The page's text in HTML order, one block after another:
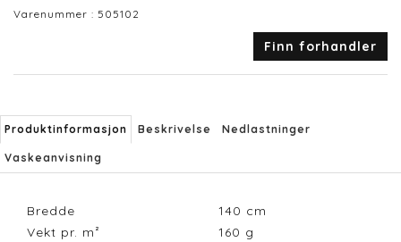
Varenummer : 505102
Finn forhandler
Produktinformasjon Beskrivelse Nedlastninger
Vaskeanvisning
Bredde 140 cm
Vekt pr. m²
160 g